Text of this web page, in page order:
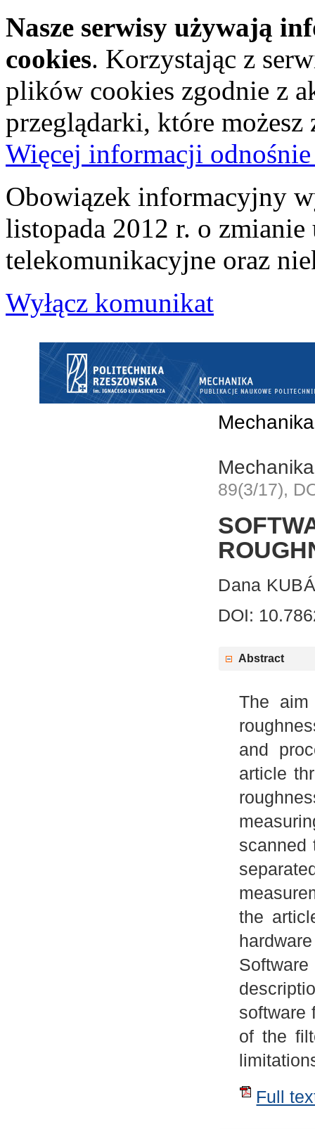
Nasze serwisy używają
cookies. Korzystając z
plików cookies zgodnie z
przeglądarki, które
Więcej informacji
Obowiązek informacyjny
listopada 2012 r. o zmianie
telekomunikacyjne oraz
Wyłącz komunikat
Mechanika
Mechanika
89(3/17),
Dana
DOI:
Abstract
The
and
article
scanned
the
software
of the
Full